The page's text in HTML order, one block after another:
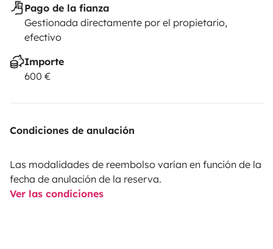
Pago de la fianza
Gestionada directamente por el propietario,
efectivo
Importe
600 €
Condiciones de anulación
Las modalidades de reembolso varían en función de la
fecha de anulación de la reserva.
Ver las condiciones